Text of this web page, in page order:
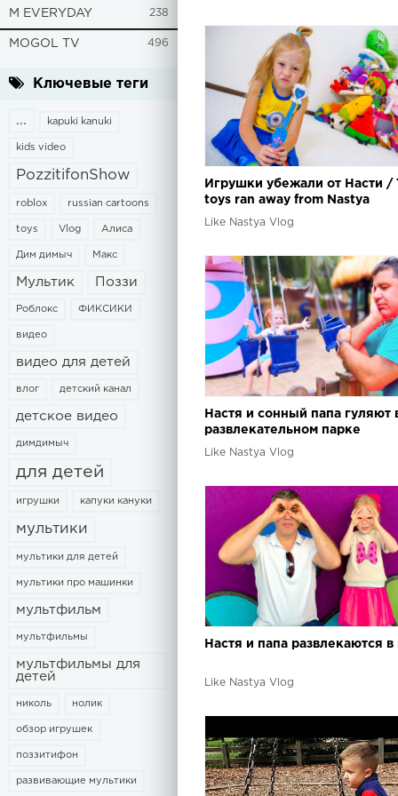
M EVERYDAY 238
MOGOL TV 496
Ключевые теги
... kapuki kanuki
kids video
PozzitifonShow
roblox russian cartoons
toys Vlog Алиса
Дим димыч Макс
Мультик Поззи
Роблокс ФИКСИКИ
видео
видео для детей
влог детский канал
детское видео
димдимыч
для детей
игрушки капуки кануки
мультики
мультики для детей
мультики про машинки
мультфильм
мультфильмы
мультфильмы для
детей
николь нолик
обзор игрушек
поззитифон
развивающие мультики
Игрушки убежали от Насти /
toys ran away from Nastya
Like Nastya Vlog
Настя и сонный папа гуляют
развлекательном парке
Like Nastya Vlog
Настя и папа развлекаются в
Like Nastya Vlog